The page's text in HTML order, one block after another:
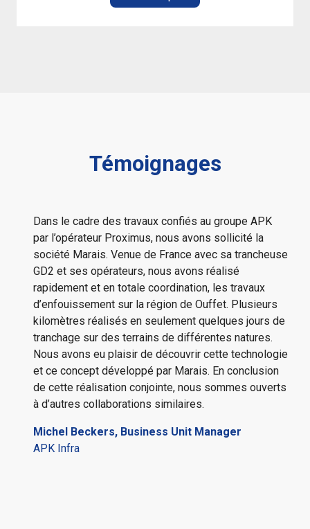
Témoignages
Dans le cadre des travaux confiés au groupe APK
par l’opérateur Proximus, nous avons sollicité la
société Marais. Venue de France avec sa trancheuse
GD2 et ses opérateurs, nous avons réalisé
rapidement et en totale coordination, les travaux
d’enfouissement sur la région de Ouffet. Plusieurs
kilomètres réalisés en seulement quelques jours de
tranchage sur des terrains de différentes natures.
Nous avons eu plaisir de découvrir cette technologie
et ce concept développé par Marais. En conclusion
de cette réalisation conjointe, nous sommes ouverts
à d’autres collaborations similaires.
Michel Beckers, Business Unit Manager
APK Infra